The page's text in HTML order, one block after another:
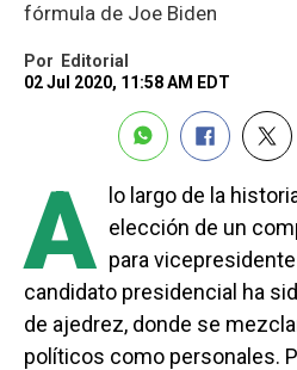
fórmula de Joe Biden
Por
Editorial
02 Jul 2020, 11:58 AM EDT
A
lo largo de la
elección de un
para
candidato presidencial ha
de ajedrez, donde se
políticos como personales.